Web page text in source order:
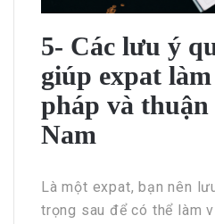
5- Các lưu ý
giúp expat
pháp và
Nam
Là một expat, bạn nên
trọng sau để có thể làm